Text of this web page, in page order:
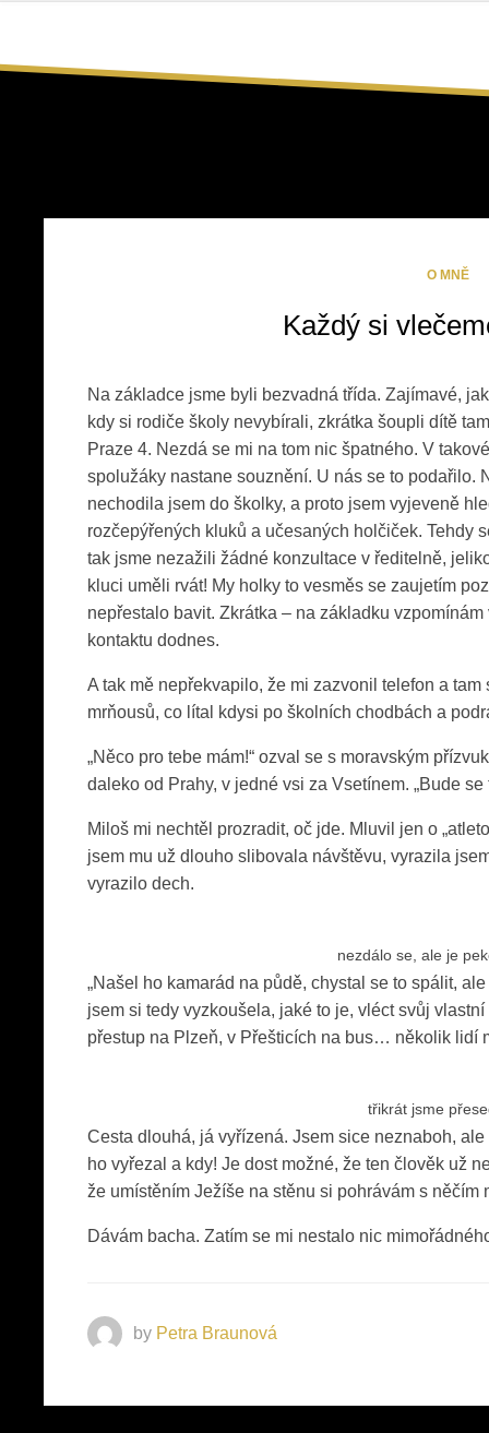
content
O MNĚ
Každý si
Na základce jsme byli bezvadná třída. Zajímavé,
kdy si rodiče školy nevybírali, zkrátka šoupli dítě
Praze 4. Nezdá se mi na tom nic špatného. V
spolužáky nastane souznění. U nás se to podařilo.
nechodila jsem do školky, a proto jsem vyjeveně
rozčepýřených kluků a učesaných holčiček. Tehdy
tak jsme nezažili žádné konzultace v ředitelně,
kluci uměli rvát! My holky to vesměs se zaujetím
nepřestalo bavit. Zkrátka – na základku
kontaktu dodnes.
A tak mě nepřekvapilo, že mi zazvonil telefon a
mrňousů, co lítal kdysi po školních chodbách a
„Něco pro tebe mám!“ ozval se s moravským
daleko od Prahy, v jedné vsi za Vsetínem. „Bude se
Miloš mi nechtěl prozradit, oč jde. Mluvil jen o
jsem mu už dlouho slibovala návštěvu, vyrazila
vyrazilo dech.
nezdálo se, ale je
„Našel ho kamarád na půdě, chystal se to spálit,
jsem si tedy vyzkoušela, jaké to je, vléct svůj
přestup na Plzeň, v Přešticích na bus… několik lidí
třikrát jsme
Cesta dlouhá, já vyřízená. Jsem sice neznaboh,
ho vyřezal a kdy! Je dost možné, že ten člověk už
že umístěním Ježíše na stěnu si pohrávám s
Dávám bacha. Zatím se mi nestalo nic
by Petra Braunová